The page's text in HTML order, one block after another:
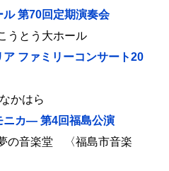
第70回定期演奏会
とう大ホール
ファミリーコンサート20
かはら
ニカ― 第4回福島公演
音楽堂 〈福島市音楽